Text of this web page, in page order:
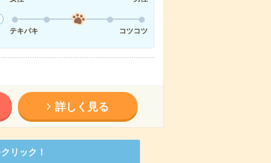
テキパキ
コツコツ
詳しく見る
リック！